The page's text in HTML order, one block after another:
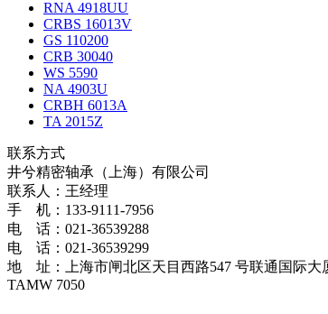
RNA 4918UU
CRBS 16013V
GS 110200
CRB 30040
WS 5590
NA 4903U
CRBH 6013A
TA 2015Z
联系方式
井兮精密轴承（上海）有限公司
联系人：王经理
手 机：133-9111-7956
电 话：021-36539288
电 话：021-36539299
地 址：上海市闸北区天目西路547 号联通国际大
TAMW 7050